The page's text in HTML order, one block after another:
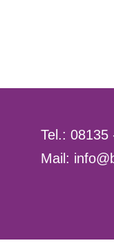
Tel.: 08135
Mail: